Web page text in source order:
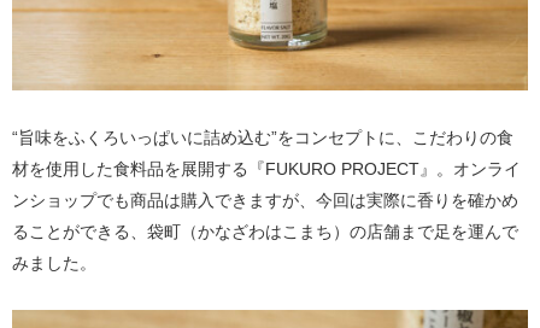
“旨味をふくろいっぱいに詰め込む”をコンセプトに、こだわりの食
材を使用した食料品を展開する『FUKURO PROJECT』。オンライ
ンショップでも商品は購入できますが、今回は実際に香りを確かめ
ることができる、袋町（かなざわはこまち）の店舗まで足を運んで
みました。